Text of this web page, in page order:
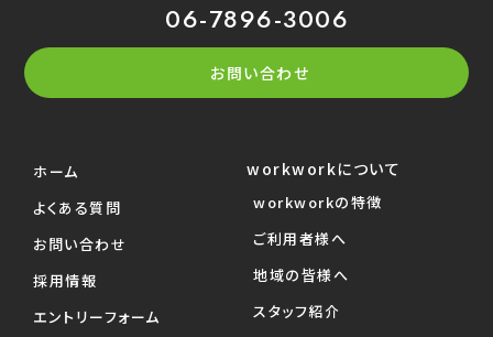
06-7896-3006
お問い合わせ
ホーム
よくある質問
お問い合わせ
採用情報
エントリーフォーム
workworkについて
workworkの特徴
ご利用者様へ
地域の皆様へ
スタッフ紹介